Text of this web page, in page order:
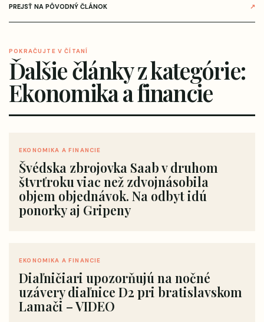
PREJSŤ NA PÔVODNÝ ČLÁNOK ↗
POKRAČUJTE V ČÍTANÍ
Ďalšie články z kategórie:
Ekonomika a financie
EKONOMIKA A FINANCIE
Švédska zbrojovka Saab v druhom
štvrťroku viac než zdvojnásobila
objem objednávok. Na odbyt idú
ponorky aj Gripeny
EKONOMIKA A FINANCIE
Diaľničiari upozorňujú na nočné
uzávery diaľnice D2 pri bratislavskom
Lamači – VIDEO